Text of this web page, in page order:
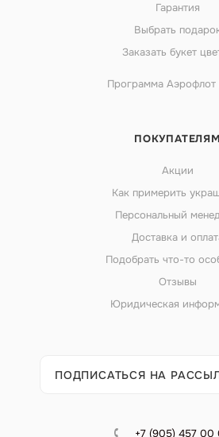
Гарантия
Выбрать
Заказать букет
Программа Аэрофлот
ПОКУПАТЕЛЯМ
Акции
Как примерить
Персональный
Доставка и
Подобрать что-то
Отзывы
Юридическая
ПОДПИСАТЬСЯ НА
+7 (905) 457 00